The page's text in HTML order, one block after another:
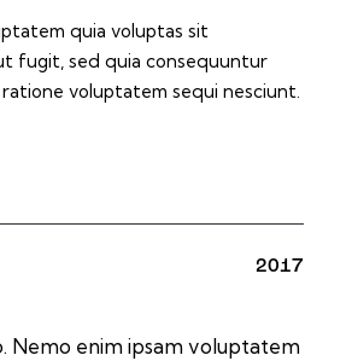
quia voluptas sit
fugit, sed quia consequuntur
voluptatem sequi nesciunt.
2017
Nemo enim ipsam voluptatem